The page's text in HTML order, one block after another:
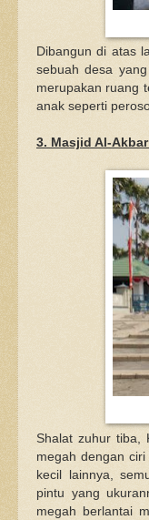
Dibangun di atas
sebuah desa
merupakan ruang
anak seperti
3. Masjid Al-
Shalat zuhur tiba,
megah dengan
kecil lainnya,
pintu yang
megah berlantai